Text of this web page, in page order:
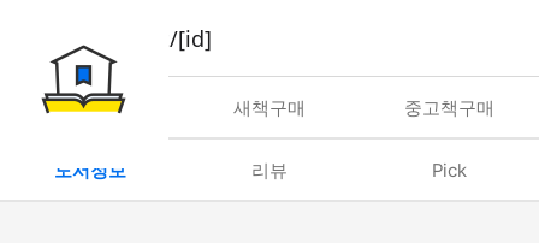
book/rent/[id]
대여 새책구매 중고책구매
도서정보 리뷰 Pick